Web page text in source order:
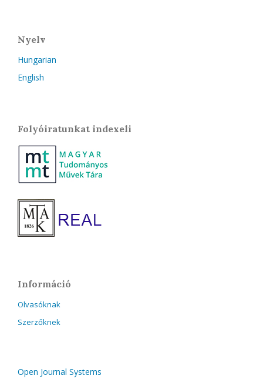
Nyelv
Hungarian
English
Folyóiratunkat indexeli
Információ
Olvasóknak
Szerzőknek
Open Journal Systems